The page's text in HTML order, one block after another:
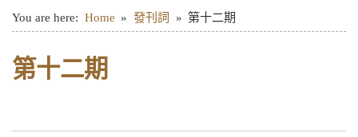
You are here: Home 發刊詞 第十二期
第十二期